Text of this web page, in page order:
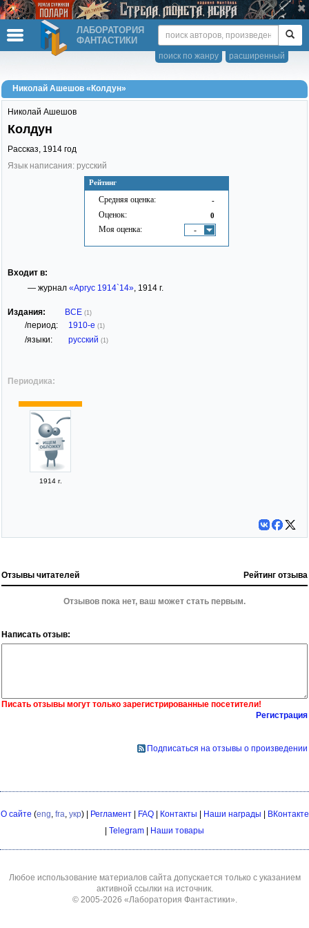
ЛАБОРАТОРИЯ
ФАНТАСТИКИ
расширенный
поиск по жанру
Николай Ашешов «Колдун»
Рейтинг
Средняя оценка: -
Оценок: 0
Моя оценка: -
Николай Ашешов
Колдун
Рассказ, 1914 год
Язык написания: русский
Входит в:
— журнал «Аргус 1914`14», 1914 г.
Издания: ВСЕ (1)
/период: 1910-е (1)
/языки: русский (1)
Периодика:
1914 г.
Отзывы читателей Рейтинг отзыва
Отзывов пока нет, ваш может стать первым.
Написать отзыв:
Писать отзывы могут только зарегистрированные посетители!
Регистрация
Подписаться на отзывы о произведении
О сайте (eng fra укр) | Регламент| FAQ| Контакты | Наши награды | ВКонтакте
| Telegram | Наши товары
Любое использование материалов сайта допускается только с указанием
активной ссылки на источник.
© 2005-2026 «Лаборатория Фантастики»